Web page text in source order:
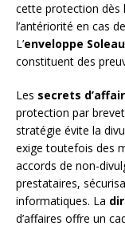
cette protection dès
l’antériorité en cas
L’enveloppe Soleau
constituent des
Les secrets
protection par
stratégie évite la
exige toutefois des
accords de non-
prestataires,
informatiques. La
d’affaires offre un